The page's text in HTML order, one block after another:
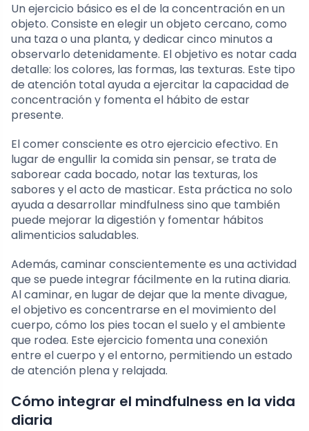
Un ejercicio básico es el de la concentración en un
objeto. Consiste en elegir un objeto cercano, como
una taza o una planta, y dedicar cinco minutos a
observarlo detenidamente. El objetivo es notar cada
detalle: los colores, las formas, las texturas. Este tipo
de atención total ayuda a ejercitar la capacidad de
concentración y fomenta el hábito de estar
presente.
El comer consciente es otro ejercicio efectivo. En
lugar de engullir la comida sin pensar, se trata de
saborear cada bocado, notar las texturas, los
sabores y el acto de masticar. Esta práctica no solo
ayuda a desarrollar mindfulness sino que también
puede mejorar la digestión y fomentar hábitos
alimenticios saludables.
Además, caminar conscientemente es una actividad
que se puede integrar fácilmente en la rutina diaria.
Al caminar, en lugar de dejar que la mente divague,
el objetivo es concentrarse en el movimiento del
cuerpo, cómo los pies tocan el suelo y el ambiente
que rodea. Este ejercicio fomenta una conexión
entre el cuerpo y el entorno, permitiendo un estado
de atención plena y relajada.
Cómo integrar el mindfulness en la vida
diaria